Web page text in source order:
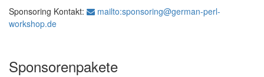
Sponsoring Kontakt:
mailto:sponsoring@german-perl-
workshop.de
Sponsorenpakete